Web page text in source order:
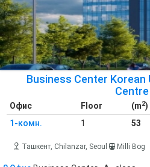
Business Center Korean
Centre
Офис Floor (m2)
1-комн.
1 53
Ташкент, Chilanzar, Seoul Milli Bog